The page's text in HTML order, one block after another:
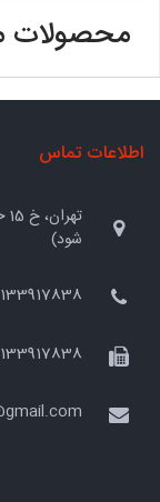
محصولات
اطلاعات تماس
شود)
- 09012711727